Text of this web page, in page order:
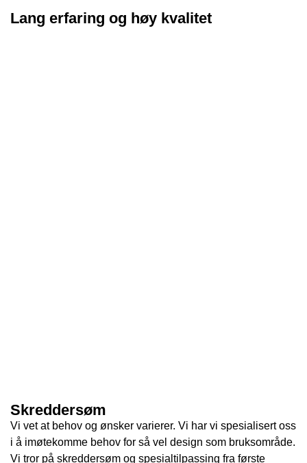
Lang erfaring og høy kvalitet
Skreddersøm
Vi vet at behov og ønsker varierer. Vi har vi spesialisert oss
i å imøtekomme behov for så vel design som bruksområde.
Vi tror på skreddersøm og spesialtilpassing fra første